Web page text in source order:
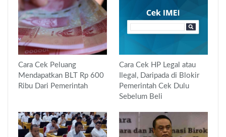
Cara Cek Peluang
Mendapatkan BLT Rp 600
Ribu Dari Pemerintah
Cara Cek HP Legal atau
Ilegal, Daripada di Blokir
Pemerintah Cek Dulu
Sebelum Beli